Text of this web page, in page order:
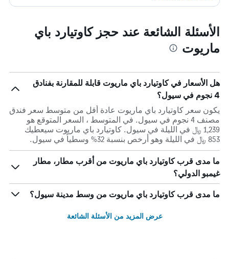
الأسئلة الشائعة عند حجز كاوتيارد باي
ماريوت
هل الأسعار في كاوتيارد باي ماريوت قابلة للمقارنة بفنادق
4 نجوم في سيول؟
يكون سعر كاوتيارد باي ماريوت عادة أقل من متوسط ​​سعر فندق
مصنف 4 نجوم في سيول. في المتوسط ، السعر المتوقع هو
1,239 ﷼ في الليلة في سيول. كاوتيارد باي ماريوت سيعطيك
853 ﷼ في الليلة وهو أرخص بنسبة 32% وسطياً في سيول.
ما مدى قرب كاوتيارد باي ماريوت من أقرب مطار، مطار
غيمبو الدولي؟
ما مدى قرب كاوتيارد باي ماريوت من وسط مدينة سيول؟
عرض المزيد من الأسئلة الشائعة